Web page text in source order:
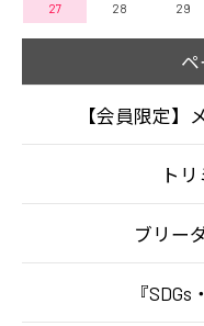
27 28 29
ペ
【会員限定】
ト
ブリー
『